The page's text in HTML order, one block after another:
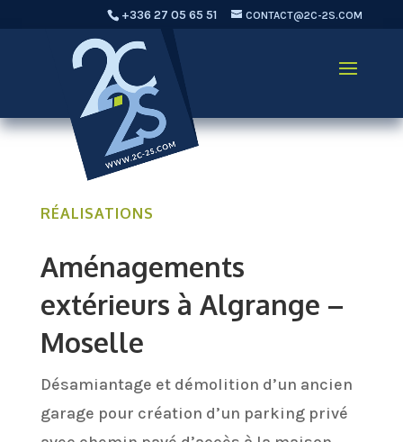
+336 27 05 65 51 CONTACT@2C-2S.COM
RÉALISATIONS
Aménagements
extérieurs à Algrange –
Moselle
Désamiantage et démolition d’un ancien
garage pour création d’un parking privé